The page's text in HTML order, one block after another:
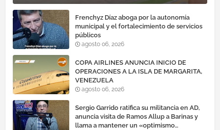
Frenchyz Díaz aboga por la autonomía
municipal y el fortalecimiento de servicios
públicos
agosto 06, 2026
COPA AIRLINES ANUNCIA INICIO DE
OPERACIONES A LA ISLA DE MARGARITA,
VENEZUELA
agosto 06, 2026
Sergio Garrido ratifica su militancia en AD,
anuncia visita de Ramos Allup a Barinas y
llama a mantener un «optimismo